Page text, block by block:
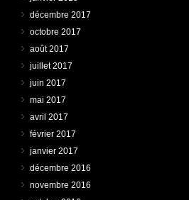
décembre 2017
octobre 2017
août 2017
juillet 2017
juin 2017
mai 2017
avril 2017
février 2017
janvier 2017
décembre 2016
novembre 2016